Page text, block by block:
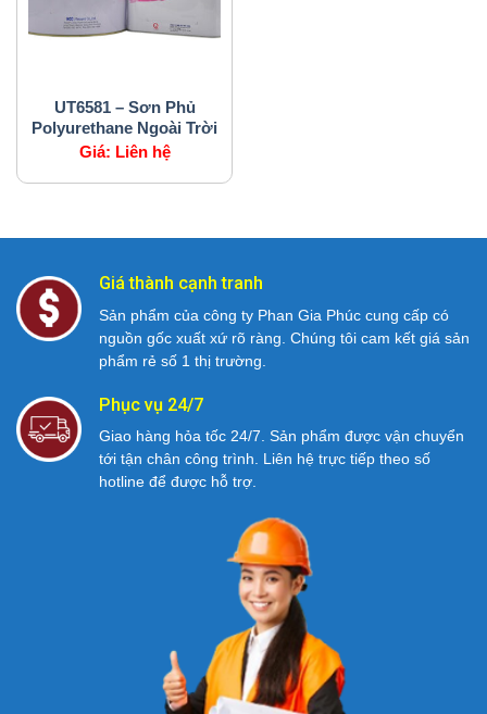
UT6581 – Sơn Phủ
Polyurethane Ngoài Trời
Giá: Liên hệ
Giá thành cạnh tranh
Sản phẩm của công ty Phan Gia Phúc cung cấp có
nguồn gốc xuất xứ rõ ràng. Chúng tôi cam kết giá sản
phẩm rẻ số 1 thị trường.
Phục vụ 24/7
Giao hàng hỏa tốc 24/7. Sản phẩm được vận chuyển
tới tận chân công trình. Liên hệ trực tiếp theo số
hotline để được hỗ trợ.